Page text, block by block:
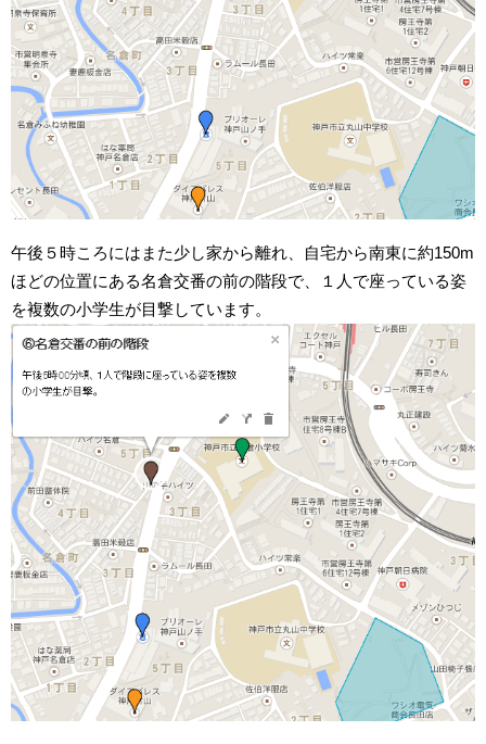
午後５時ころにはまた少し家から離れ、自宅から南東に約150m
ほどの位置にある名倉交番の前の階段で、１人で座っている姿
を複数の小学生が目撃しています。